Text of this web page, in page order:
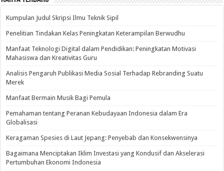
Kumpulan Judul Skripsi Ilmu Teknik Sipil
Penelitian Tindakan Kelas Peningkatan Keterampilan Berwudhu
Manfaat Teknologi Digital dalam Pendidikan: Peningkatan Motivasi
Mahasiswa dan Kreativitas Guru
Analisis Pengaruh Publikasi Media Sosial Terhadap Rebranding Suatu
Merek
Manfaat Bermain Musik Bagi Pemula
Pemahaman tentang Peranan Kebudayaan Indonesia dalam Era
Globalisasi
Keragaman Spesies di Laut Jepang: Penyebab dan Konsekwensinya
Bagaimana Menciptakan Iklim Investasi yang Kondusif dan Akselerasi
Pertumbuhan Ekonomi Indonesia